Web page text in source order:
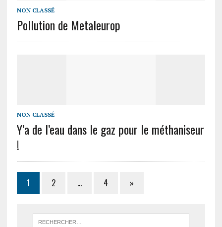
NON CLASSÉ
Pollution de Metaleurop
NON CLASSÉ
Y’a de l’eau dans le gaz pour le méthaniseur
!
1 2 … 4 »